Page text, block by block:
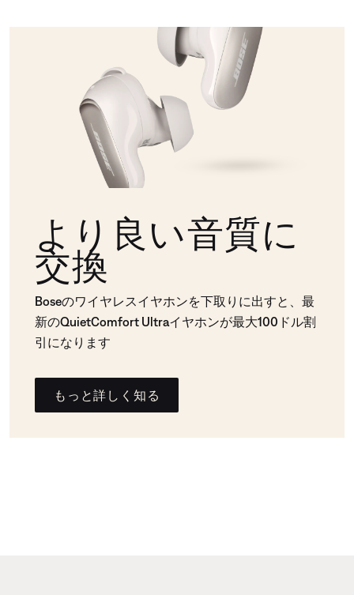
より良い音質に
交換
Boseのワイヤレスイヤホンを下取りに出すと、最
新のQuietComfort Ultraイヤホンが最大100ドル割
引になります
もっと詳しく知る